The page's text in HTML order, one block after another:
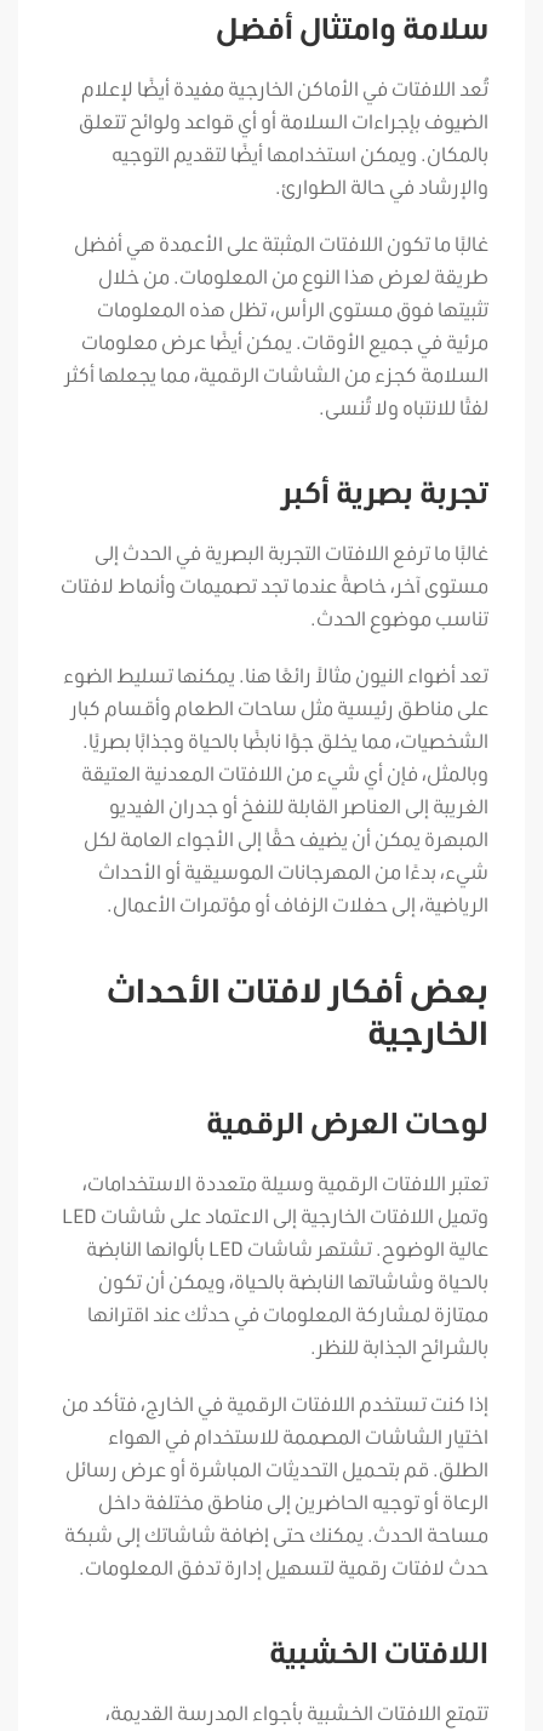
سلامة وامتثال أفضل
تُعد اللافتات في الأماكن الخارجية مفيدة أيضًا لإعلام
الضيوف بإجراءات السلامة أو أي قواعد ولوائح تتعلق
بالمكان. ويمكن استخدامها أيضًا لتقديم التوجيه
والإرشاد في حالة الطوارئ.
غالبًا ما تكون اللافتات المثبتة على الأعمدة هي أفضل
طريقة لعرض هذا النوع من المعلومات. من خلال
تثبيتها فوق مستوى الرأس، تظل هذه المعلومات
مرئية في جميع الأوقات. يمكن أيضًا عرض معلومات
السلامة كجزء من الشاشات الرقمية، مما يجعلها أكثر
لفتًا للانتباه ولا تُنسى.
تجربة بصرية أكبر
غالبًا ما ترفع اللافتات التجربة البصرية في الحدث إلى
مستوى آخر، خاصةً عندما تجد تصميمات وأنماط لافتات
تناسب موضوع الحدث.
تعد أضواء النيون مثالاً رائعًا هنا. يمكنها تسليط الضوء
على مناطق رئيسية مثل ساحات الطعام وأقسام كبار
الشخصيات، مما يخلق جوًا نابضًا بالحياة وجذابًا بصريًا.
وبالمثل، فإن أي شيء من اللافتات المعدنية العتيقة
الغريبة إلى العناصر القابلة للنفخ أو جدران الفيديو
المبهرة يمكن أن يضيف حقًا إلى الأجواء العامة لكل
شيء، بدءًا من المهرجانات الموسيقية أو الأحداث
الرياضية، إلى حفلات الزفاف أو مؤتمرات الأعمال.
بعض أفكار لافتات الأحداث
الخارجية
لوحات العرض الرقمية
تعتبر اللافتات الرقمية وسيلة متعددة الاستخدامات،
وتميل اللافتات الخارجية إلى الاعتماد على شاشات LED
عالية الوضوح. تشتهر شاشات LED بألوانها النابضة
بالحياة وشاشاتها النابضة بالحياة، ويمكن أن تكون
ممتازة لمشاركة المعلومات في حدثك عند اقترانها
بالشرائح الجذابة للنظر.
إذا كنت تستخدم اللافتات الرقمية في الخارج، فتأكد من
اختيار الشاشات المصممة للاستخدام في الهواء
الطلق. قم بتحميل التحديثات المباشرة أو عرض رسائل
الرعاة أو توجيه الحاضرين إلى مناطق مختلفة داخل
مساحة الحدث. يمكنك حتى إضافة شاشاتك إلى شبكة
حدث لافتات رقمية لتسهيل إدارة تدفق المعلومات.
اللافتات الخشبية
تتمتع اللافتات الخشبية بأجواء المدرسة القديمة،